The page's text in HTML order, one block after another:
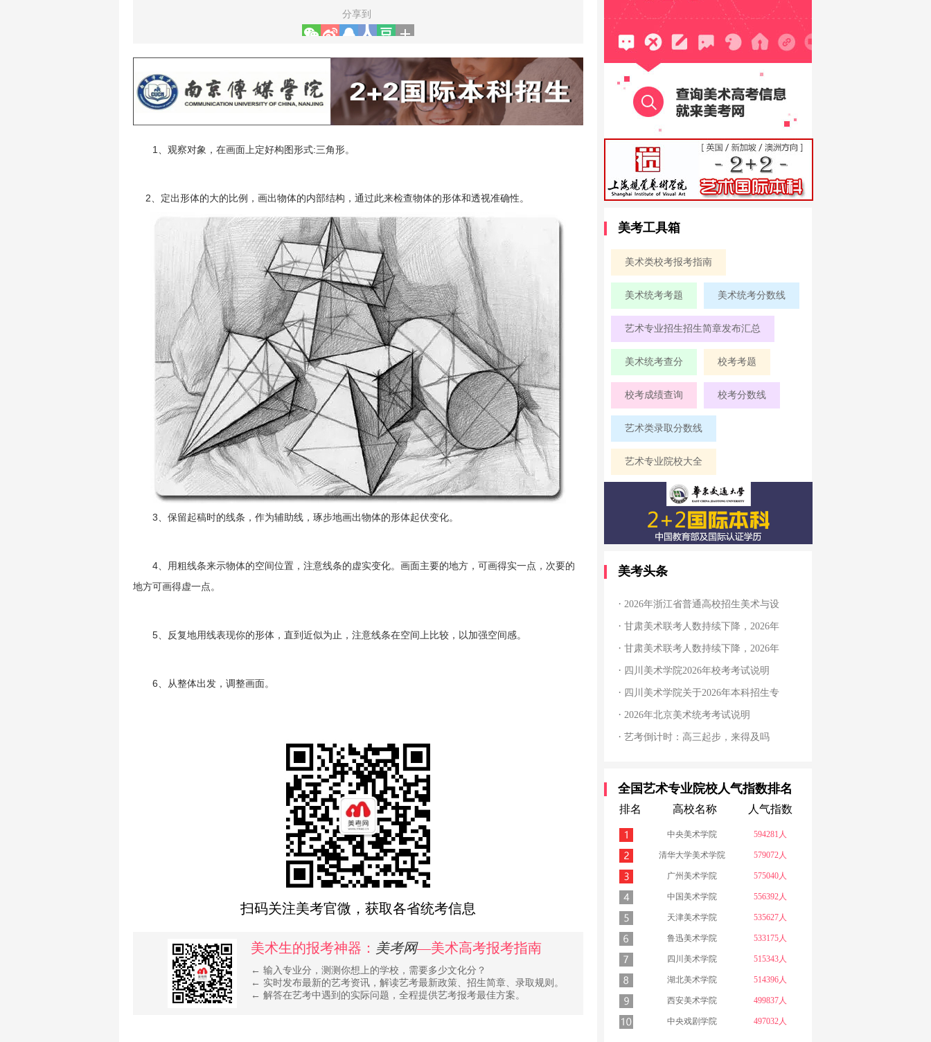
分享到
1、观察对象，在画面上定好构图形式:三角形。
2、定出形体的大的比例，画出物体的内部结构，通过此来检查物体的形体和透视准确性。
3、保留起稿时的线条，作为辅助线，琢步地画出物体的形体起伏变化。
4、用粗线条来示物体的空间位置，注意线条的虚实变化。画面主要的地方，可画得实一点，次要的
地方可画得虚一点。
5、反复地用线表现你的形体，直到近似为止，注意线条在空间上比较，以加强空间感。
6、从整体出发，调整画面。
扫码关注美考官微，获取各省统考信息
美术生的报考神器： 美考网—美术高考报考指南
← 输入专业分，测测你想上的学校，需要多少文化分？
← 实时发布最新的艺考资讯，解读艺考最新政策、招生简章、录取规则。
← 解答在艺考中遇到的实际问题，全程提供艺考报考最佳方案。
美考工具箱
美术类校考报考指南
美术统考考题 美术统考分数线
艺术专业招生招生简章发布汇总
美术统考查分 校考考题
校考成绩查询 校考分数线
艺术类录取分数线
艺术专业院校大全
美考头条
2026年浙江省普通高校招生美术与设
甘肃美术联考人数持续下降，2026年
甘肃美术联考人数持续下降，2026年
四川美术学院2026年校考考试说明
四川美术学院关于2026年本科招生专
2026年北京美术统考考试说明
艺考倒计时：高三起步，来得及吗
全国艺术专业院校人气指数排名
排名 高校名称 人气指数
中央美术学院 594281人
清华大学美术学院 579072人
广州美术学院 575040人
中国美术学院 556392人
天津美术学院 535627人
鲁迅美术学院 533175人
四川美术学院 515343人
湖北美术学院 514396人
西安美术学院 499837人
中央戏剧学院 497032人